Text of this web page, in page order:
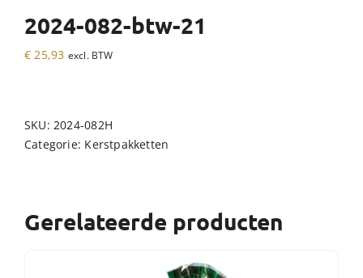
2024-082-btw-21
€ 25,93 excl. BTW
SKU:2024-082H
Categorie: Kerstpakketten
Gerelateerde producten